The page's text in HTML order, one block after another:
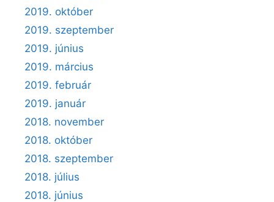
2019. október
2019. szeptember
2019. június
2019. március
2019. február
2019. január
2018. november
2018. október
2018. szeptember
2018. július
2018. június